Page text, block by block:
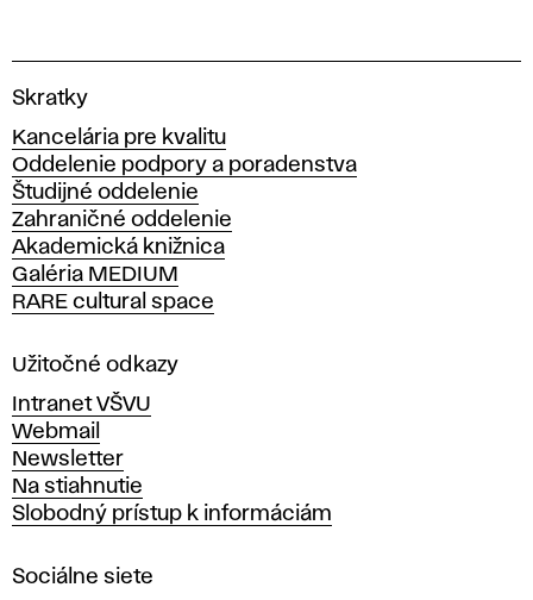
V
s
o
k
á
š
k
o
a
ý
t
v
a
r
ý
Skratky
Kancelária pre kvalitu
Oddelenie podpory a poradenstva
Študijné oddelenie
Zahraničné oddelenie
Akademická knižnica
Galéria MEDIUM
RARE cultural space
Užitočné odkazy
Intranet VŠVU
Webmail
Newsletter
Na stiahnutie
Slobodný prístup k informáciám
Sociálne siete